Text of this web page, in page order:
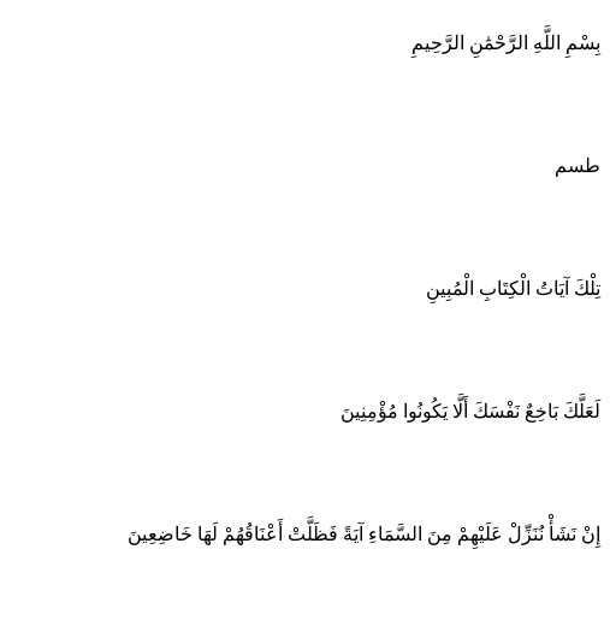
بِسْمِ اللَّهِ الرَّحْمَٰنِ الرَّحِيمِ
طسم
تِلْكَ آيَاتُ الْكِتَابِ الْمُبِينِ
لَعَلَّكَ بَاخِعٌ نَفْسَكَ أَلَّا يَكُونُوا مُؤْمِنِينَ
إِنْ نَشَأْ نُنَزِّلْ عَلَيْهِمْ مِنَ السَّمَاءِ آيَةً فَظَلَّتْ أَعْنَاقُهُمْ لَهَا خَاضِعِينَ